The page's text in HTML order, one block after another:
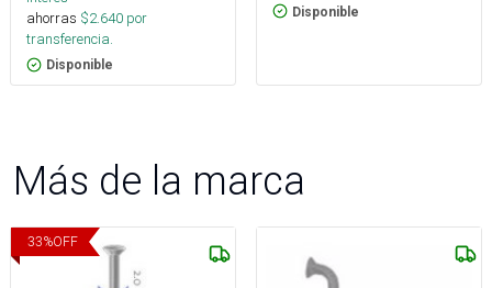
ahorras $2.640 por
transferencia.
Disponible
Disponible
Más de la marca
33%OFF